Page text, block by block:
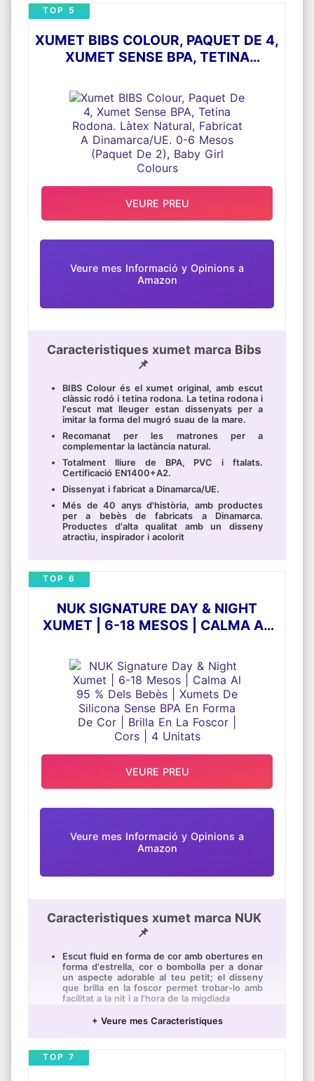
XUMET BIBS COLOUR, PAQUET DE 4,
XUMET SENSE BPA, TETINA
FABRICAT A DINAMARCA/UE. 0-6
MESOS (PAQUET DE 2), BABY GIRL
COLOURS
TOP 5
Veure mes Informació y Opinions a
Amazon
Caracteristiques xumet marca Bibs
📌
BIBS Colour és el xumet original, amb escut
clàssic rodó i tetina rodona. La tetina rodona i
l'escut mat lleuger estan dissenyats per a
imitar la forma del mugró suau de la mare.
Recomanat per les matrones per a
complementar la lactància natural.
Totalment lliure de BPA, PVC i ftalats.
Certificació EN1400+A2.
Dissenyat i fabricat a Dinamarca/UE.
Més de 40 anys d'història, amb productes
per a bebès de fabricats a Dinamarca.
Productes d'alta qualitat amb un disseny
atractiu, inspirador i acolorit
VEURE PREU
NUK SIGNATURE DAY & NIGHT
XUMET | 6-18 MESOS | CALMA AL
SILICONA SENSE BPA EN FORMA DE
COR | BRILLA EN LA FOSCOR | CORS
| 4 UNITATS
TOP 6
Veure mes Informació y Opinions a
Amazon
Caracteristiques xumet marca NUK
📌
Escut fluid en forma de cor amb obertures en
forma d'estrella, cor o bombolla per a donar
un aspecte adorable al teu petit; el disseny
que brilla en la foscor permet trobar-lo amb
facilitat a la nit i a l'hora de la migdiada
mejorado de modo que imite el pezón
El 100 % dels ortodoncistas confirmen que
VEURE PREU
+ Veure mes Caracteristiques
TOP 7